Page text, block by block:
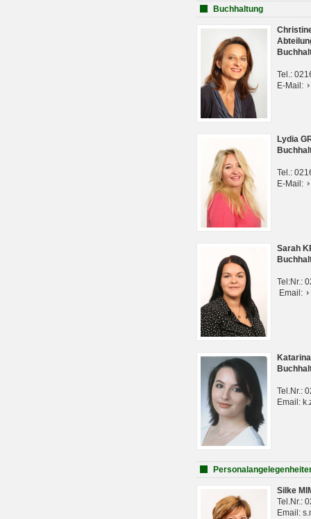
Buchhaltung
Tel.:
E-Mail:
Lydia
Tel.:
E-Mail:
Sarah
Tel:Nr.:
Email:
Tel.Nr.:
Email:
Silke
Tel.Nr.:
Email: